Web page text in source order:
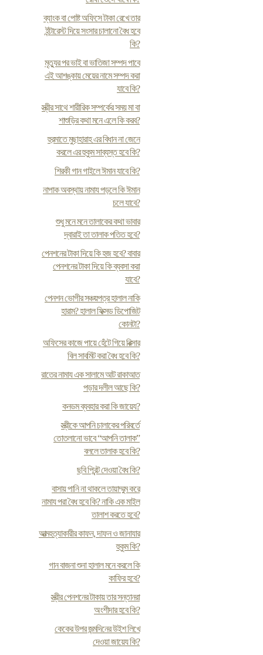
ব্যাংক বা পোষ্ট অফিসে টাকা রেখে তার
ইন্টারেস্ট দিয়ে সংসার চালানো বৈধ হবে
কি?
মৃত্যুর পর ভাই বা ভাতিজা সম্পদ পাবে
এই আশঙ্কায় মেয়ের নামে সম্পদ করা
যাবে কি?
স্ত্রীর সাথে শারীরিক সম্পর্কের সময় মা বা
শাশুড়ির কথা মনে এলে কি করব?
হুরমাতে মুছাহারাহ এর বিধান না জেনে
করলে এর হুকুম সাব্যস্ত হবে কি?
শিরকী গান গাইলে ঈমান যাবে কি?
নাপাক অবস্থায় নামায পড়লে কি ঈমান
চলে যাবে?
শুধু মনে মনে তালাকের কথা ভাবার
দ্বারাই তা তালাক পতিত হবে?
পেনশনের টাকা দিয়ে কি হজ হবে? বাবার
পেনশনের টাকা দিয়ে কি ব্যবসা করা
যাবে?
পেনশন ভোগীর সঞ্চয়পত্র হালাল নাকি
হারাম? হালাল ফিক্সড ডিপোজিট
কোনটা?
অফিসের কাজে পায়ে হেঁটে গিয়ে রিক্সার
বিল সাবমিট করা বৈধ হবে কি?
রাতের নামায এক সালামে আট রাকাআত
পড়ার দলীল আছে কি?
কনডম ব্যবহার করা কি জায়েয?
স্ত্রীকে আপনি চালাকের পরিবর্তে
তোতলানো ভাবে “আপনি তালাক”
বললে তালাক হবে কি?
ছবি প্রিন্ট দেওয়া বৈধ কি?
বাসায় পানি না থাকলে তায়াম্মুম করে
নামায পরা বৈধ হবে কি? নাকি এক মাইল
তালাশ করতে হবে?
আত্মহত্যাকারীর কাফন, দাফন ও জানাযার
হুকুম কি?
গান বাজনা শুনা হালাল মনে করলে কি
কাফির হবে?
স্ত্রীর পেনশনের টাকায় তার সন্তানরা
অংশীদার হবে কি?
কেকের উপর জন্মদিনের উইশ লিখে
দেওয়া জায়েয কি?